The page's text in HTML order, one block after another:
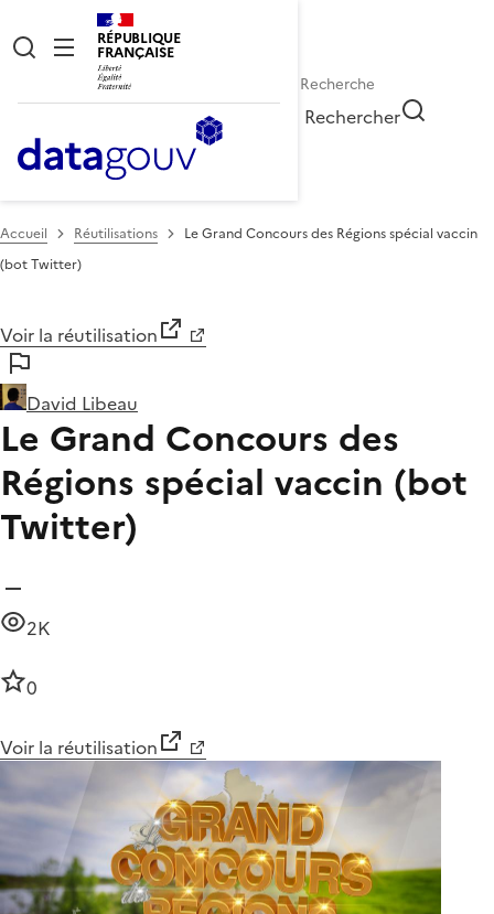
RÉPUBLIQUE
FRANÇAISE
Rechercher
Accueil Réutilisations
Le Grand Concours des Régions spécial vaccin
(bot Twitter)
Voir la réutilisation
David Libeau
Le Grand Concours des
Régions spécial vaccin (bot
Twitter)
2K
0
Voir la réutilisation